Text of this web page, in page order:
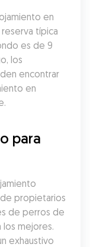
en
típica
es de 9
los
encontrar
en
para
propietarios
de perros de
mejores.
exhaustivo